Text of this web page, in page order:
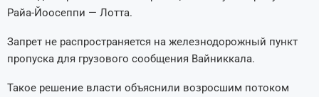
Райа-Йоосеппи — Лотта.
Запрет не распространяется на железнодорожный пункт
пропуска для грузового сообщения Вайниккала.
Такое решение власти объяснили возросшим потоком